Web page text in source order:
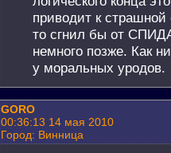
приводит к
то сгнил бы от
немного позже. Как
у моральных уродов.
GORO
00:36:13 14 мая 2010
Город: Винница